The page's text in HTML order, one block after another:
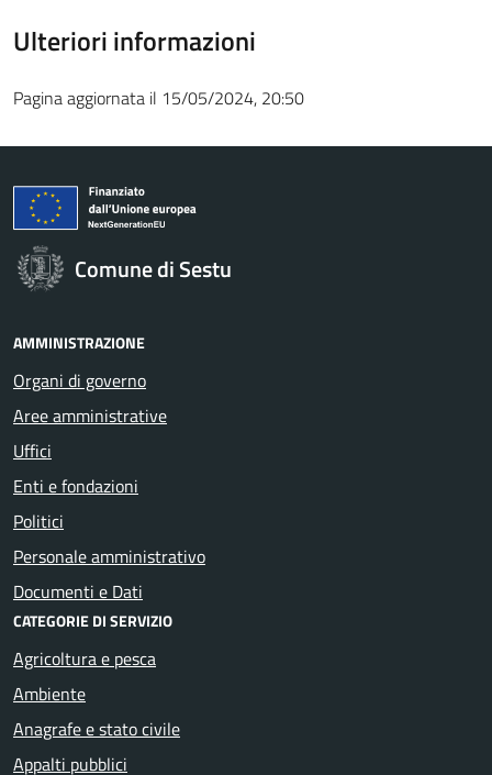
Ulteriori informazioni
Pagina aggiornata il 15/05/2024, 20:50
Comune di Sestu
AMMINISTRAZIONE
Organi di governo
Aree amministrative
Uffici
Enti e fondazioni
Politici
Personale amministrativo
Documenti e Dati
CATEGORIE DI SERVIZIO
Agricoltura e pesca
Ambiente
Anagrafe e stato civile
Appalti pubblici